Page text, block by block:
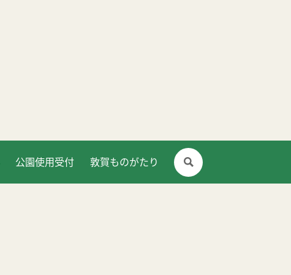
公園使用受付 敦賀ものがたり